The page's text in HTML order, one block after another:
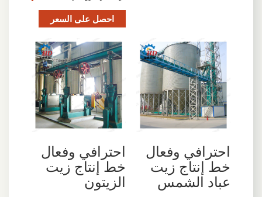
احصل على السعر
احترافي وفعال
خط إنتاج زيت
عباد الشمس
احترافي وفعال
خط إنتاج زيت
الزيتون